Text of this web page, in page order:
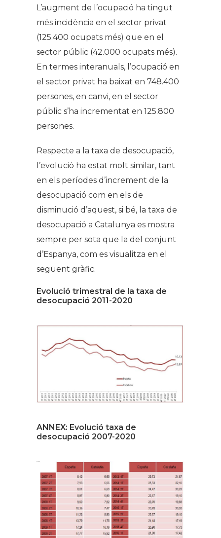
L’augment de l’ocupació ha tingut
més incidència en el sector privat
(125.400 ocupats més) que en el
sector públic (42.000 ocupats més).
En termes interanuals, l’ocupació en
el sector privat ha baixat en 748.400
persones, en canvi, en el sector
públic s’ha incrementat en 125.800
persones.
Respecte a la taxa de desocupació,
l’evolució ha estat molt similar, tant
en els períodes d’increment de la
desocupació com en els de
disminució d’aquest, si bé, la taxa de
desocupació a Catalunya es mostra
sempre per sota que la del conjunt
d’Espanya, com es visualitza en el
següent gràfic.
Evolució trimestral de la taxa de
desocupació 2011-2020
ANNEX: Evolució taxa de
desocupació 2007-2020